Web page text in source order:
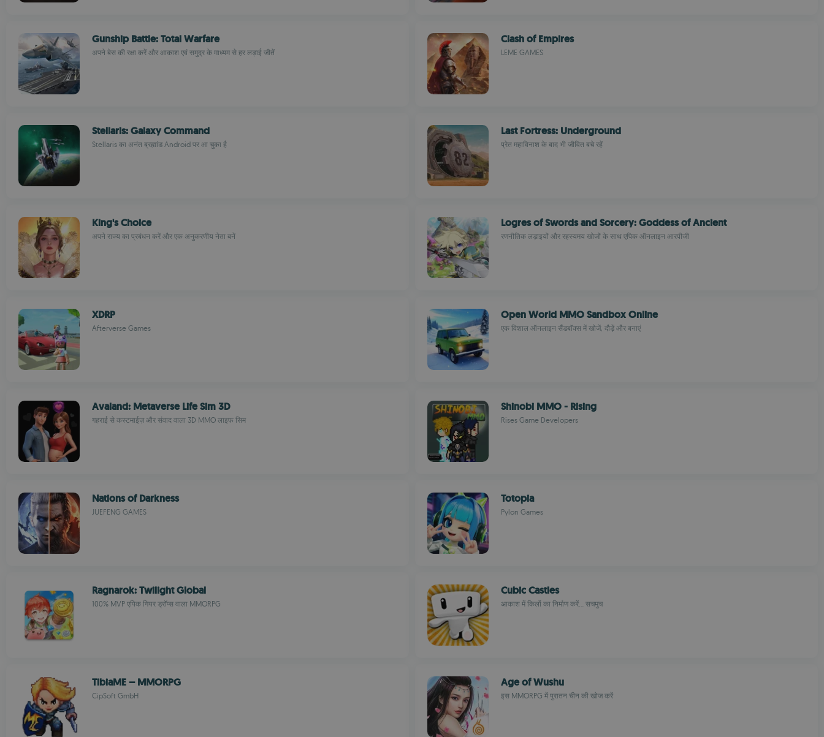
Gunship Battle: Total Warfare
अपने बेस की रक्षा करें और आकाश एवं समुद्र के माध्यम से हर लड़ाई जीतें
Clash of Empires
LEME GAMES
Stellaris: Galaxy Command
Stellaris का अनंत ब्रह्मांड Android पर आ चुका है
Last Fortress: Underground
प्रेत महाविनाश के बाद भी जीवित बचे रहें
King's Choice
अपने राज्य का प्रबंधन करें और एक अनुकरणीय नेता बनें
Logres of Swords and Sorcery: Goddess of Ancient
रणनीतिक लड़ाइयों और रहस्यमय खोजों के साथ एपिक ऑनलाइन आरपीजी
XDRP
Afterverse Games
Open World MMO Sandbox Online
एक विशाल ऑनलाइन सैंडबॉक्स में खोजें, दौड़ें और बनाएं
Avaland: Metaverse Life Sim 3D
गहराई से कस्टमाईज़ और संवाद वाला 3D MMO लाइफ सिम
Shinobi MMO - Rising
Rises Game Developers
Nations of Darkness
JUEFENG GAMES
Totopia
Pylon Games
Ragnarok: Twilight Global
100% MVP एपिक गियर ड्रॉप्स वाला MMORPG
Cubic Castles
आकाश में किलों का निर्माण करें... सचमुच
TibiaME – MMORPG
CipSoft GmbH
Age of Wushu
इस MMORPG में पुरातन चीन की खोज करें